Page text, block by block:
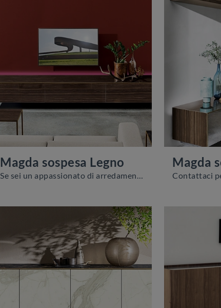
Magda sospesa Legno
Se sei un appassionato di arredamento e sei sempre aggiornato riguardo l'evoluzione del design nel campo, il nostro centro espositivo è il posto ...
Magda